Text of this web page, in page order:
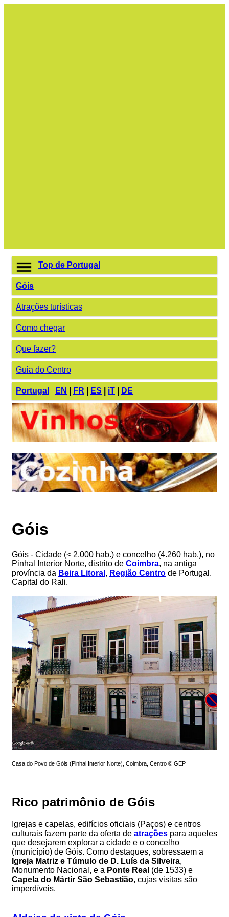
Top de Portugal
Góis
Atrações turísticas
Como chegar
Que fazer?
Guia do Centro
Portugal EN FR ES iT DE
Góis
Góis - Cidade (< 2.000 hab.) e concelho (4.260 hab.), no
Pinhal Interior Norte, distrito de Coimbra, na antiga
província da Beira Litoral , Região Centro de Portugal.
Capital do Rali.
Casa do Povo de Góis (Pinhal Interior Norte), Coimbra, Centro © GEP
Rico patrimônio de Góis
Igrejas e capelas, edifícios oficiais (Paços) e centros
culturais fazem parte da oferta de atrações para aqueles
que desejarem explorar a cidade e o concelho
(município) de Góis. Como destaques, sobressaem a
Igreja Matriz e Túmulo de D. Luís da Silveira,
Monumento Nacional, e a Ponte Real (de 1533) e
Capela do Mártir São Sebastião, cujas visitas são
imperdíveis.